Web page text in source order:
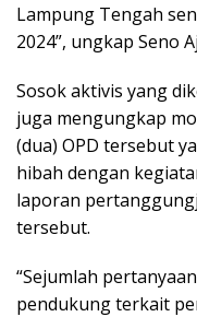
Lampung Tengah
2024”, ungkap Seno
Sosok aktivis yang
juga mengungkap
(dua) OPD tersebut
hibah dengan
laporan
tersebut.
“Sejumlah
pendukung terkait